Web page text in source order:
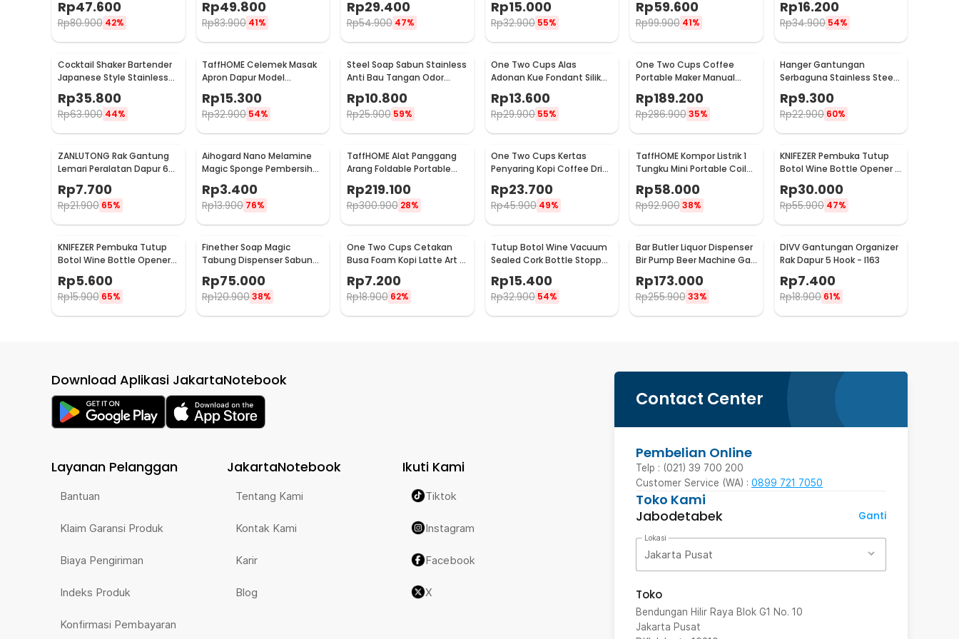
- WQ8110
Rp47.600
Rp80.900 42%
Rp49.800
Rp83.900 41%
Rp29.400
Rp54.900 47%
EN388
Rp15.000
Rp32.900 55%
WFCG9800
Rp59.600
Rp99.900 41%
Rp16.200
Rp34.900 54%
Cocktail Shaker Bartender
Japanese Style Stainless
Steel 200ml
Rp35.800
Rp63.900 44%
TaffHOME Celemek Masak
Apron Dapur Model
Kantong Pola Spatula -
JJ41
Rp15.300
Rp32.900 54%
Steel Soap Sabun Stainless
Anti Bau Tangan Odor
Remove - HW071
Rp10.800
Rp25.900 59%
One Two Cups Alas
Adonan Kue Fondant Silikon
Baking Mat Anti Slip -
JJ3873
Rp13.600
Rp29.900 55%
One Two Cups Coffee
Portable Maker Manual
Hand Press Espresso 300ml
- T35066
Rp189.200
Rp286.900 35%
Hanger Gantungan
Serbaguna Stainless Steel
10 PCS - M127105
Rp9.300
Rp22.900 60%
ZANLUTONG Rak Gantung
Lemari Peralatan Dapur 6
Rp7.700
Rp21.900 65%
Aihogard Nano Melamine
Magic Sponge Pembersih
Karat Besi - CW62
Rp3.400
Rp13.900 76%
TaffHOME Alat Panggang
Arang Foldable Portable
HWSK77
Rp219.100
Rp300.900 28%
One Two Cups Kertas
Penyaring Kopi Coffee Drip
Bag Paper Filter 50PCS -
T111
Rp23.700
Rp45.900 49%
TaffHOME Kompor Listrik 1
Tungku Mini Portable Coil
Hot Plate 500W - C1-1000-
03
Rp58.000
Rp92.900 38%
KNIFEZER Pembuka Tutup
Botol Wine Bottle Opener -
TYK-074B
Rp30.000
Rp55.900 47%
KNIFEZER Pembuka Tutup
Botol Wine Bottle Opener
Stainless Steel - WS01
Rp5.600
Rp15.900 65%
Finether Soap Magic
Tabung Dispenser Sabun
Rp75.000
Rp120.90038%
One Two Cups Cetakan
Busa Foam Kopi Latte Art 16
Rp7.200
Rp18.900 62%
Tutup Botol Wine Vacuum
Sealed Cork Bottle Stopper
Rp15.400
Rp32.900 54%
Bar Butler Liquor Dispenser
Bir Pump Beer Machine Gas
Station 900ml - P-36
Rp173.000
Rp255.900 33%
DIVV Gantungan Organizer
Rak Dapur 5 Hook - I163
Rp7.400
Rp18.900 61%
Contact Center
Pembelian Online
Telp : (021) 39 700 200
Customer Service (WA) : 0899 721 7050
Toko Kami
Jabodetabek
Ganti
Lokasi
Jakarta Pusat
Toko
Bendungan Hilir Raya Blok G1 No. 10
Jakarta Pusat
Download Aplikasi JakartaNotebook
Layanan Pelanggan
Bantuan
Klaim Garansi Produk
Biaya Pengiriman
Indeks Produk
Konfirmasi Pembayaran
JakartaNotebook
Tentang Kami
Kontak Kami
Karir
Blog
Ikuti Kami
Tiktok
Instagram
Facebook
X